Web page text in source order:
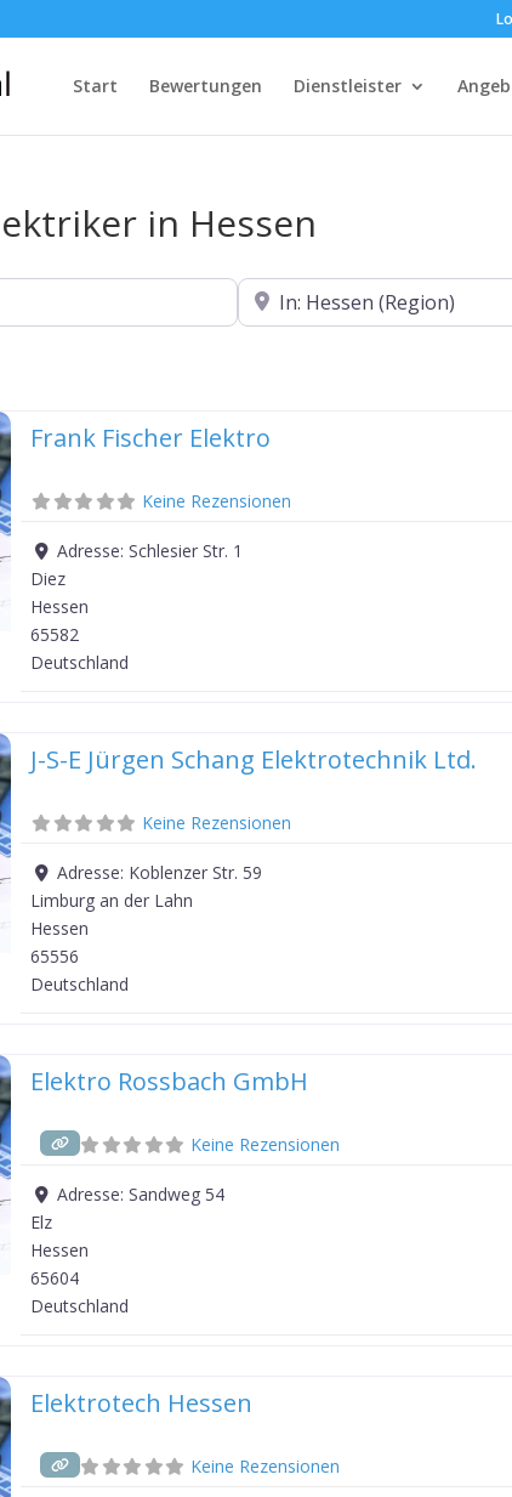
Start Bewertungen Dienstleister
in Hessen
In der Nähe
Frank Fischer Elektro
Keine Rezensionen
Adresse: Schlesier Str. 1
Diez
Hessen
65582
Deutschland
J-S-E Jürgen Schang Elektrotechnik Ltd.
Keine Rezensionen
Adresse: Koblenzer Str. 59
Limburg an der Lahn
Hessen
65556
Deutschland
Elektro Rossbach GmbH
Keine Rezensionen
Adresse: Sandweg 54
Elz
Hessen
65604
Deutschland
Elektrotech Hessen
Keine Rezensionen